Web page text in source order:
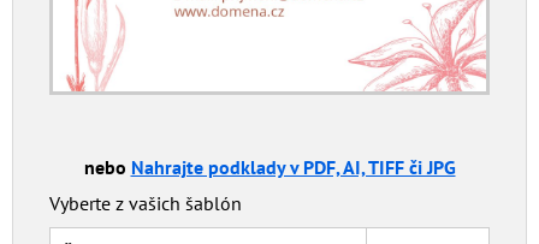
nebo Nahrajte podklady v PDF, AI, TIFF či JPG
Vyberte z vašich šablón